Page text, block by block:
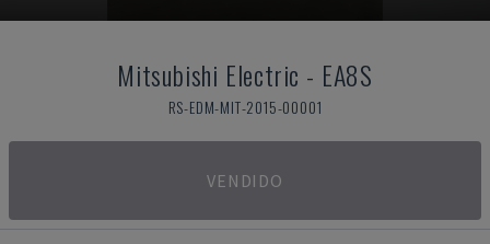
Mitsubishi Electric - EA8S
RS-EDM-MIT-2015-00001
VENDIDO